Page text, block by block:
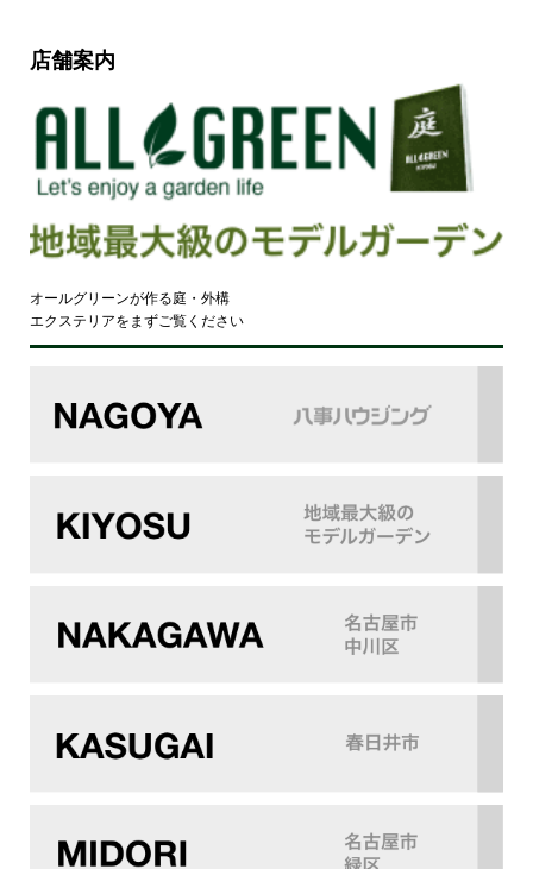
店舗案内
オールグリーンが作る庭・外構
エクステリアをまずご覧ください